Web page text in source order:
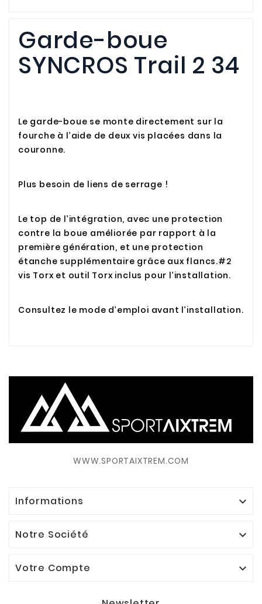
Garde-boue
SYNCROS Trail 2 34
Le garde-boue se monte directement sur la
fourche à l’aide de deux vis placées dans la
couronne.
Plus besoin de liens de serrage !
Le top de l’intégration, avec une protection
contre la boue améliorée par rapport à la
première génération, et une protection
étanche supplémentaire grâce aux flancs.#2
vis Torx et outil Torx inclus pour l’installation.
Consultez le mode d’emploi avant l’installation.
WWW.SPORTAIXTREM.COM
Informations 
Notre Société 
Votre Compte 